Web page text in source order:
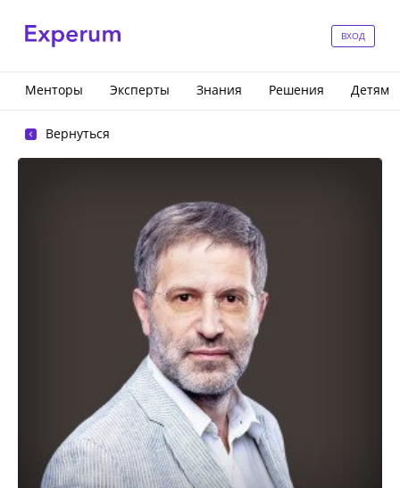
ВХОД
Менторы Эксперты Знания Решения Детям
Вернуться